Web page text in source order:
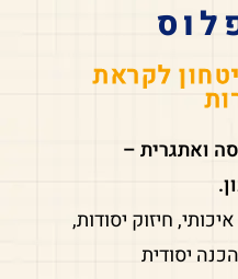
לקראת
ואתגרית –
חיזוק יסודות,
יסודית